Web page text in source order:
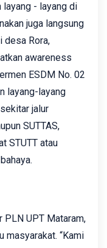
layang - layang di
juga langsung
desa Rora,
awareness
ESDM No. 02
layang-layang
jalur
SUTTAS,
STUTT atau
PLN UPT Mataram,
masyarakat. “Kami